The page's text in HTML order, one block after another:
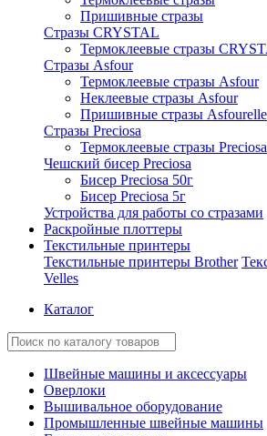
Пришивные стразы
Стразы CRYSTAL
Термоклеевые стразы
Стразы Asfour
Термоклеевые стразы Asfour
Неклеевые стразы Asfour
Пришивные стразы Asfourelle
Стразы Preciosa
Термоклеевые стразы Preciosa
Чешский бисер Preciosa
Бисер Preciosa 50г
Бисер Preciosa 5г
Устройства для работы со стразами
Раскройные плоттеры
Текстильные принтеры
Текстильные принтеры Brother
Velles
Каталог
Швейные машины и аксессуары
Оверлоки
Вышивальное оборудование
Промышленные швейные машины